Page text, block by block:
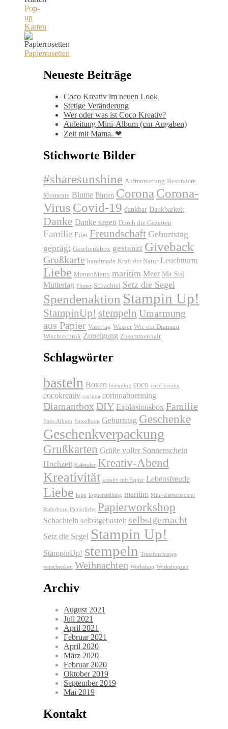
Pop-
up
Karten
Papierrosetten
Neueste Beiträge
Coco Kreativ im neuen Look
Stetige Veränderung
Wer oder was ist Coco Kreativ?
Anleitung Mini-Album (cm-Angaben)
Zeit mit Mama. ❤
Stichworte Bilder
#sharesunshine Aufmunterung Besondere
Momente Blume Blüten CoronaCorona-
Virus Covid-19 dankbar Dankbarkeit
Danke Danke sagen Durch die Gezeiten
Familie Frau Freundschaft Geburtstag
geprägt Geschenkbox gestanzt Giveback
Grußkarte handmade Kraft der Natur Leuchtturm
Liebe MannoMann maritim Meer Mit Stil
Muttertag Plotter Schachtel Setz die Segel
Spendenaktion Stampin Up!
StampinUp! stempeln Umarmung
aus Papier Vatertag Wasser Wie ein Diamant
Wischtechnik Zuneigung Zusammenhalt
Schlagwörter
basteln Boxen buenning coco coco.kreativ
cocokreativ corinna corinnabuenning
Diamantbox DIY Explosionsbox Familie
Foto-Album Fotoalbum Geburtstag Geschenke
Geschenkverpackung
Grußkarten Grüße voller Sonnenschein
Hochzeit Kalender Kreativ-Abend
Kreativität kreativ mit Papier Lebensfreude
Liebe logo logoerstellung maritim Mini-Zierschachtel
Paderborn Papierliebe Papierworkshop
Schachteln selbstgebastelt selbstgemacht
Setz die Segel Stampin Up!
StampinUp! stempeln Timeforchange
verschenken Weihnachten Workshop Workshopzeit
Archiv
August 2021
Juli 2021
April 2021
Februar 2021
April 2020
März 2020
Februar 2020
Oktober 2019
September 2019
Mai 2019
Kontakt